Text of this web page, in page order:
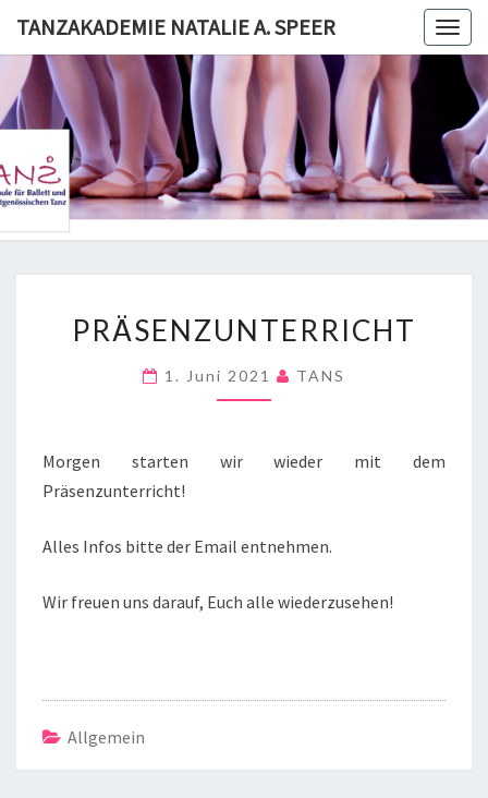
content
TANZAKADEMIE NATALIE A. SPEER
PRÄSENZUNTERRICHT
1. Juni 2021 TANS
Morgen starten wir wieder mit dem
Präsenzunterricht!
Alles Infos bitte der Email entnehmen.
Wir freuen uns darauf, Euch alle wiederzusehen!
Allgemein